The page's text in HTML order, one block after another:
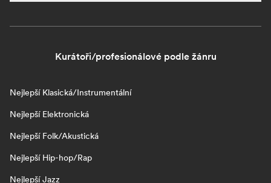
Kurátoři/profesionálové podle žánru
Nejlepší Klasická/Instrumentální
Nejlepší Elektronická
Nejlepší Folk/Akustická
Nejlepší Hip-hop/Rap
Nejlepší Jazz